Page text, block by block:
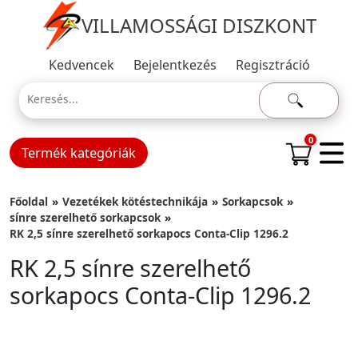
VILLAMOSSÁGI DISZKONT
Kedvencek Bejelentkezés Regisztráció
Termék kategóriák
0
Főoldal Vezetékek kötéstechnikája
Sorkapcsok
sínre szerelhető sorkapcsok
RK 2,5 sínre szerelhető sorkapocs Conta-Clip 1296.2
RK 2,5 sínre szerelhető
sorkapocs Conta-Clip 1296.2